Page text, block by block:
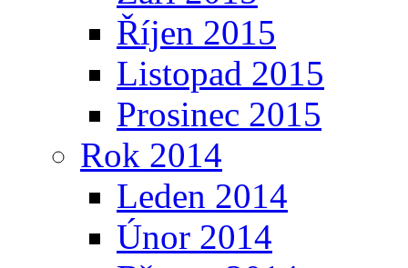
Říjen 2015
Listopad 2015
Prosinec 2015
Rok 2014
Leden 2014
Únor 2014